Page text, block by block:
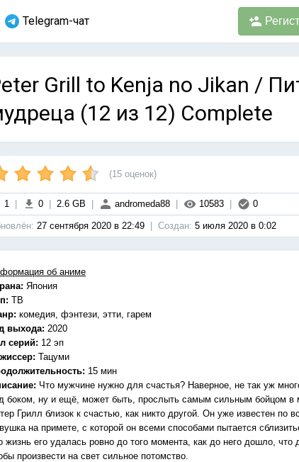
Telegram-чат
Grill to Kenja no Jikan /
(12 из 12) Complete
(15 оценок)
1 0 2.6 GB andromeda88 10583 0
27 сентября 2020 в 22:49 Cоздан: 5 июля 2020 в 0:02
об аниме
Япония
ТВ
комедия, фэнтези, этти, гарем
выхода: 2020
серий: 12 эп
Тацуми
15 мин
Что мужчине нужно для счастья? Наверное, не так уж
боком, ну и ещё, может быть, прослыть самым сильным бойцом в
Грилл близок к счастью, как никто другой. Он уже известен по
на примете, с которой он всеми способами пытается
жизнь его удалась ровно до того момента, как до него дошло, что
произвести на свет сильное потомство.